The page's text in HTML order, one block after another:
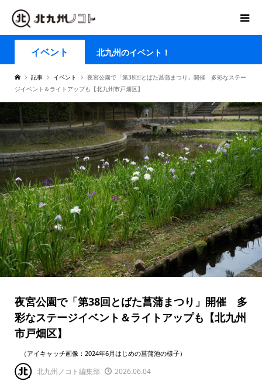
イベント 北九州のイベント！
記事 イベント
夜宮公園で「第38回とばた菖蒲まつり」開催 多彩なステー
ジイベント＆ライトアップも【北九州市戸畑区】
夜宮公園で「第38回とばた菖蒲まつり」開催 多
彩なステージイベント＆ライトアップも【北九州
市戸畑区】
（アイキャッチ画像：2024年6月はじめの菖蒲池の様子）
北九州ノコト編集部 2026.06.04